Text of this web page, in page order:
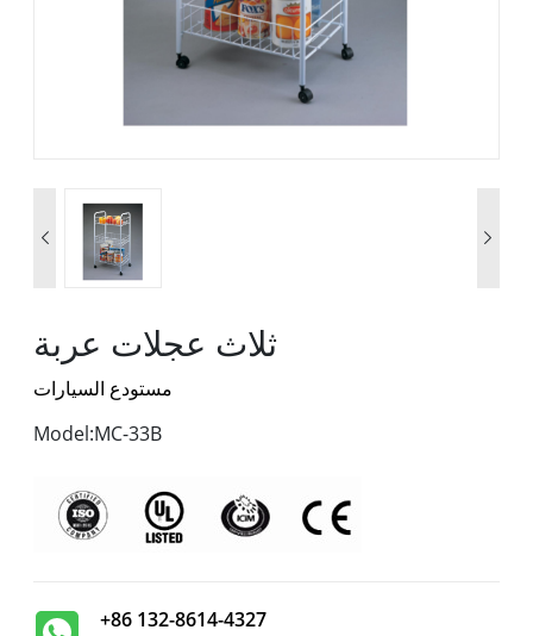
 
ثلاث عجلات عربة
مستودع السيارات
Model:MC-33B
+86 132-8614-4327